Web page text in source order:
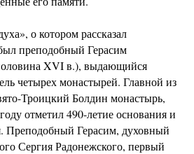
о котором рассказал
преподобный Герасим
XVI в.), выдающийся
четырех монастырей. Главной из
Троицкий Болдин монастырь,
отметил 490-летие основания и
Преподобный Герасим, духовный
Сергия Радонежского, первый